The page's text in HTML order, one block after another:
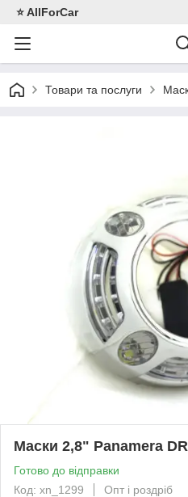
⭐️ AllForCar
Товари та послуги
Маски 2,8" Panamera
Готово до відправки
Код: xn_1299
Опт і роздріб